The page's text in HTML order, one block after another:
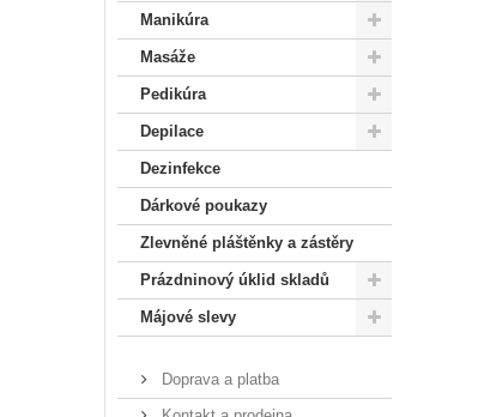
Manikúra
Masáže
Pedikúra
Depilace
Dezinfekce
Dárkové poukazy
Zlevněné pláštěnky a zástěry
Prázdninový úklid skladů
Májové slevy
Doprava a platba